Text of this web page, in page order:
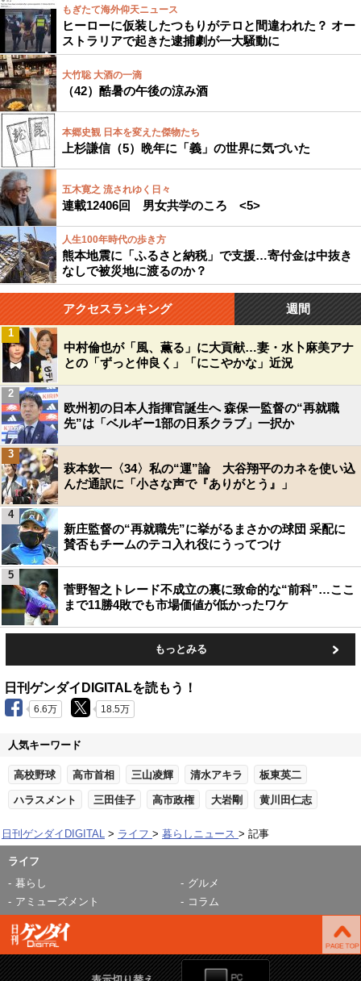
もぎたて海外仰天ニュース
ヒーローに仮装したつもりがテロと間違われた？ オー
ストラリアで起きた逮捕劇が一大騒動に
大竹聡 大酒の一滴
（42）酷暑の午後の涼み酒
本郷史観 日本を変えた傑物たち
上杉謙信（5）晩年に「義」の世界に気づいた
五木寛之 流されゆく日々
連載12406回 男女共学のころ <5>
人生100年時代の歩き方
熊本地震に「ふるさと納税」で支援…寄付金は中抜き
なしで被災地に渡るのか？
アクセスランキング 週間
中村倫也が「風、薫る」に大貢献…妻・水卜麻美アナ
との「ずっと仲良く」「にこやかな」近況
1
欧州初の日本人指揮官誕生へ 森保一監督の“再就職
先”は「ベルギー1部の日系クラブ」一択か
2
萩本欽一〈34〉私の“運”論 大谷翔平のカネを使い込
んだ通訳に「小さな声で『ありがとう』」
3
新庄監督の“再就職先”に挙がるまさかの球団 采配に
賛否もチームのテコ入れ役にうってつけ
4
菅野智之トレード不成立の裏に致命的な“前科”…ここ
まで11勝4敗でも市場価値が低かったワケ
5
もっとみる
日刊ゲンダイDIGITALを読もう！
6.6万 18.5万
人気キーワード
高校野球 高市首相 三山凌輝 清水アキラ 板東英二
ハラスメント 三田佳子 高市政権 大岩剛 黄川田仁志
日刊ゲンダイDIGITAL ライフ 暮らしニュース 記事
ライフ
暮らし
グルメ
アミューズメント
コラム